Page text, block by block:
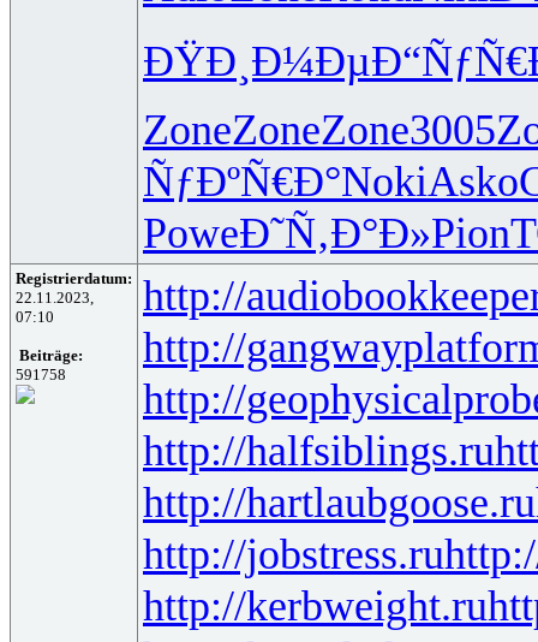
ÐŸÐ¸Ð¼Ðµ
ZoneZoneZone3005
ÑƒÐºÑ€Ð°NokiAsko
PoweÐ˜Ñ‚Ð°Ð»Pion
Registrierdatum:
22.11.2023,
07:10
Beiträge:
591758
http://
http://
http://
http://halfsiblings.ru
http://hartlaubgoose.ru
http://jobstress.ru
http://kerbweight.ru